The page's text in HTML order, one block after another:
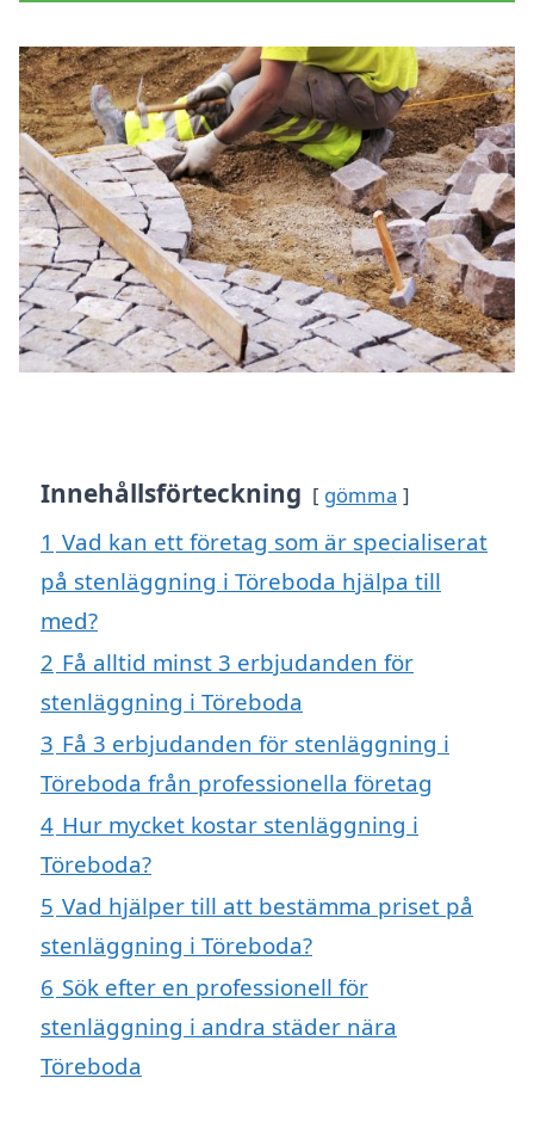
Innehållsförteckning gömma
1 Vad kan ett företag som är specialiserat
på stenläggning i Töreboda hjälpa till
med?
2 Få alltid minst 3 erbjudanden för
stenläggning i Töreboda
3 Få 3 erbjudanden för stenläggning i
Töreboda från professionella företag
4 Hur mycket kostar stenläggning i
Töreboda?
5 Vad hjälper till att bestämma priset på
stenläggning i Töreboda?
6 Sök efter en professionell för
stenläggning i andra städer nära
Töreboda